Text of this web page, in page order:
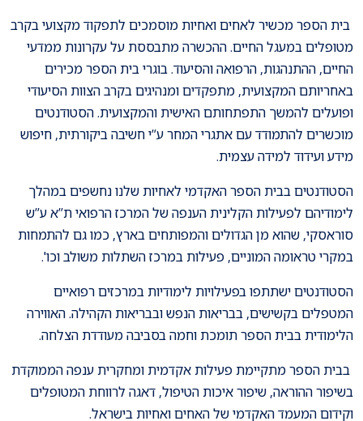
בית הספר מכשיר לאחים ואחיות מוסמכים לתפקוד מקצועי בקרב
מטופלים במעגל החיים. ההכשרה מתבססת על עקרונות ממדעי
החיים, ההתנהגות, הרפואה והסיעוד. בוגרי בית הספר מכירים
באחריותם המקצועית, מתפקדים ומנהיגים בקרב הצוות הסיעודי
ופועלים להמשך התפתחותם האישית והמקצועית. הסטודנטים
מוכשרים להתמודד עם אתגרי המחר ע”י חשיבה ביקורתית, חיפוש
מידע ועידוד למידה עצמית.
הסטודנטים בבית הספר האקדמי לאחיותשלנו נחשפים במהלך
לימודיהם לפעילות הקלינית הענפה של המרכז הרפואי ת”א ע”ש
סוראסקי, שהוא מן הגדולים והמפותחים בארץ, כמו גם להתמחות
במקרי טראומה המוניים, פעילות במרכז השתלות משולב וכו'.
הסטודנטים ישתתפו בפעילויות לימודיות במרכזים רפואיים
המטפלים בקשישים, בבריאות הנפש ובבריאות הקהילה. האווירה
הלימודית בבית הספר תומכת וחמה בסביבה מעודדת הצלחה.
בבית הספר מתקיימת פעילות אקדמית ומחקרית ענפה הממוקדת
בשיפור ההוראה, שיפור איכות הטיפול, דאגה לרווחת המטופלים
וקידום המעמד האקדמי של האחים ואחיות בישראל.